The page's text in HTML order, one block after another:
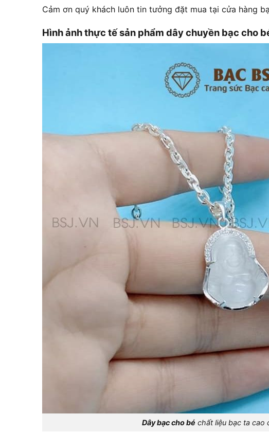
Cảm ơn quý khách luôn tin tưởng đặt mua tại cửa hàng
Hình ảnh thực tế sản phẩm dây chuyền bạc cho
Dây bạc cho bé chất liệu bạc ta cao